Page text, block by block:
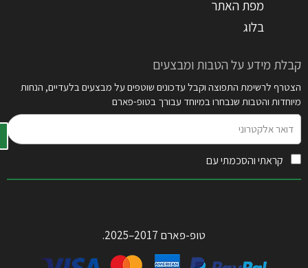
מפת האתר
בלוג
קבלת מידע על הטבות ומבצעים
הצטרף לרשימת התפוצה וקבל עדכונים שוטפים על מבצעים בלעדיים, הנחות
מיוחדות והטבות שנבחרו במיוחד עבורך בטופ-פארם
אלקטרוני
קראתי והסכמתי עם
טופ-פארם 2017–2025.